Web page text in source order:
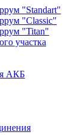
"Standart"
"Classic"
"Titan"
участка
АКБ